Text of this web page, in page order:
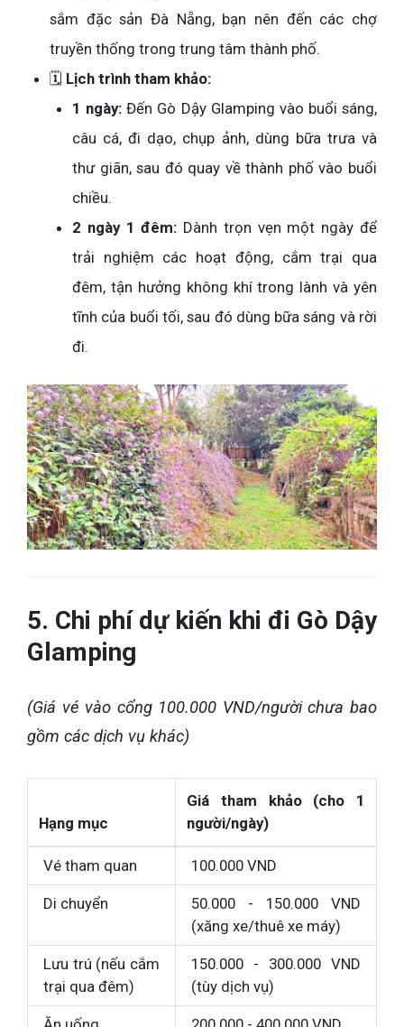
sắm đặc sản Đà Nẵng, bạn nên đến các chợ
truyền thống trong trung tâm thành phố.
🗓️ Lịch trình tham khảo:
1 ngày: Đến Gò Dậy Glamping vào buổi sáng,
câu cá, đi dạo, chụp ảnh, dùng bữa trưa và
thư giãn, sau đó quay về thành phố vào buổi
chiều.
2 ngày 1 đêm: Dành trọn vẹn một ngày để
trải nghiệm các hoạt động, cắm trại qua
đêm, tận hưởng không khí trong lành và yên
tĩnh của buổi tối, sau đó dùng bữa sáng và rời
đi.
5. Chi phí dự kiến khi đi Gò Dậy
Glamping
(Giá vé vào cổng 100.000 VND/người chưa bao
gồm các dịch vụ khác)
Hạng mục
Giá tham khảo (cho 1
người/ngày)
Vé tham quan 100.000 VND
Di chuyển
50.000 - 150.000 VND
(xăng xe/thuê xe máy)
Lưu trú (nếu cắm
trại qua đêm)
150.000 - 300.000 VND
(tùy dịch vụ)